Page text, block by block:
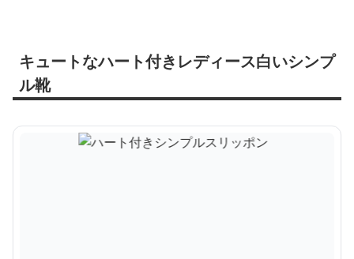
キュートなハート付きレディース白いシンプ
ル靴